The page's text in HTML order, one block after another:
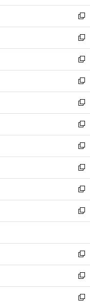
開
く
ウ
で
開
く
ン
ド
ウ
で
開
く
ウ
ィ
ン
ド
ウ
で
開
く
新
し
い
ウ
ィ
ン
ド
ウ
で
開
く
新
し
い
ウ
ィ
ン
ド
ウ
で
開
く
新
し
い
ウ
ィ
ン
ド
ウ
で
開
く
新
し
い
ウ
ィ
ン
ド
ウ
で
開
く
新
し
い
ウ
ィ
ン
ド
ウ
で
開
く
新
し
い
ウ
ィ
ン
ド
ウ
で
開
新
し
い
ウ
ィ
ン
ド
ウ
開
く
新
し
い
ウ
ィ
ン
ウ
で
開
く
新
し
い
ウ
ン
ド
ウ
で
開
く
新
し
ウ
ィ
ン
ド
ウ
で
新
し
い
ウ
ィ
新
し
い
新